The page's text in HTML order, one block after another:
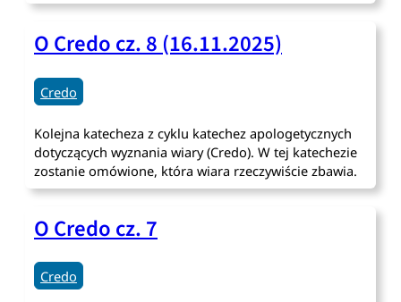
O Credo cz. 8 (16.11.2025)
Credo
Kolejna katecheza z cyklu katechez apologetycznych
dotyczących wyznania wiary (Credo). W tej katechezie
zostanie omówione, która wiara rzeczywiście zbawia.
O Credo cz. 7
Credo